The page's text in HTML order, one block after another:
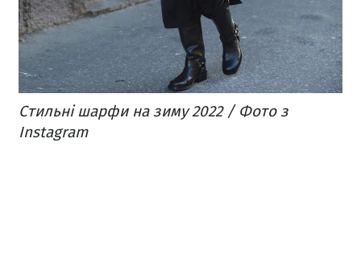
Стильні шарфи на зиму 2022 / Фото з
Instagram